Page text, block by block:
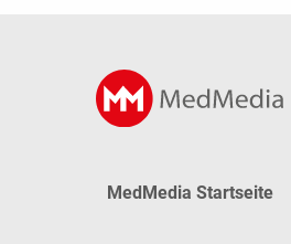
MedMedia Startseite